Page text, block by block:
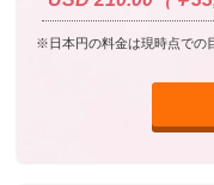
※日本円の料金は現時点での